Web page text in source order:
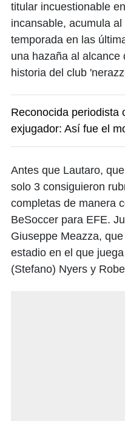
titular incuestionable
incansable, acumula
temporada en las
una hazaña al
historia del club
Reconocida periodista
exjugador: Así fue el
Antes que Lautaro,
solo 3 consiguieron
completas de manera
BeSoccer para EFE.
Giuseppe Meazza,
estadio en el que
(Stefano) Nyers y